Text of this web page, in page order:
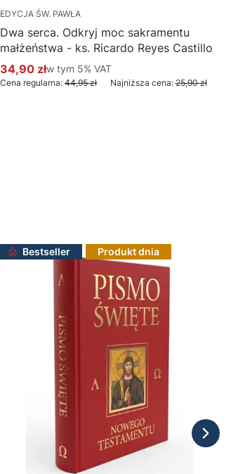
EDYCJA ŚW. PAWŁA
Dwa serca. Odkryj moc sakramentu
małżeństwa - ks. Ricardo Reyes Castillo
Cena promocyjna brutto
34,90 złw tym %s VAT
w tym 5% VAT
Cena regularna: 44,95 zł Najniższa cena: 25,90 zł
Bestseller Produkt dnia